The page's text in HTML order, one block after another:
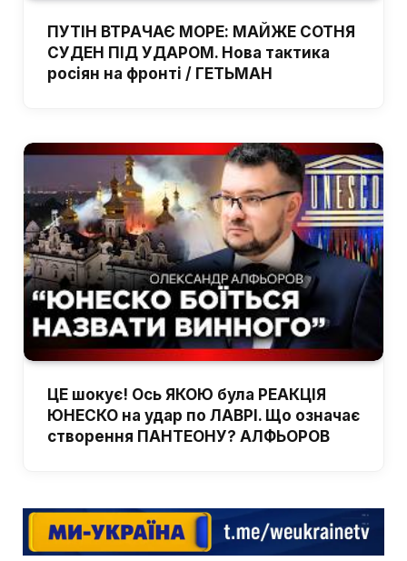
ПУТІН ВТРАЧАЄ МОРЕ: МАЙЖЕ СОТНЯ
СУДЕН ПІД УДАРОМ. Нова тактика
росіян на фронті / ГЕТЬМАН
ЦЕ шокує! Ось ЯКОЮ була РЕАКЦІЯ
ЮНЕСКО на удар по ЛАВРІ. Що означає
створення ПАНТЕОНУ? АЛФЬОРОВ